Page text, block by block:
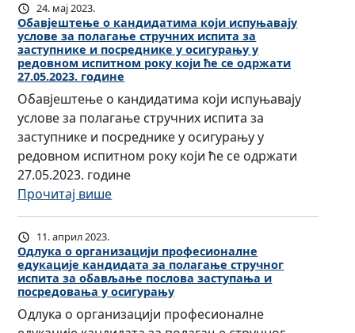
л
а
н
с
т
в
о
д
в
и
ј
м
е
ђ
у
н
г
е
н
ц
и
ј
е
з
а
о
с
г
у
р
а
а
в
ј
е
ш
т
е
њ
е
о
з
у
л
24. мај 2023.
Обавјештење о кандидатима који испуњавају
услове за полагање стручних испита за
заступнике и посреднике у осигурању у
редовном испитном року који ће се одржати
27.05.2023. године
Обавјештење о кандидатима који испуњавају
услове за полагање стручних испита за
заступнике и посреднике у осигурању у
редовном испитном року који ће се одржати
27.05.2023. године
Прочитај више:
О
а
в
ј
11. април 2023.
Одлука о организацији професионалне
едукације кандидата за полагање стручног
испита за обављање послова заступања и
посредовања у осигурању
Одлука о организацији професионалне